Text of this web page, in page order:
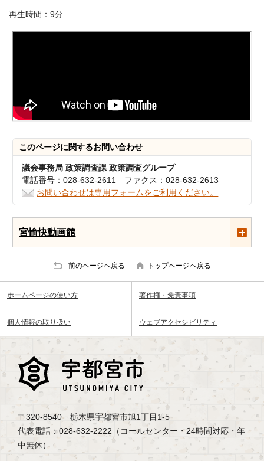
再生時間：9分
このページに関するお問い合わせ
議会事務局 政策調査課 政策調査グループ
電話番号：028-632-2611 ファクス：028-632-2613
お問い合わせは専用フォームをご利用ください。
宮愉快動画館
前のページへ戻る トップページへ戻る
ホームページの使い方 著作権・免責事項
個人情報の取り扱い ウェブアクセシビリティ
〒320-8540 栃木県宇都宮市旭1丁目1-5
代表電話：028-632-2222（コールセンター・24時間対応・年
中無休）